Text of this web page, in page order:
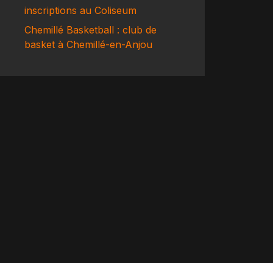
inscriptions au Coliseum
Chemillé Basketball : club de
basket à Chemillé-en-Anjou